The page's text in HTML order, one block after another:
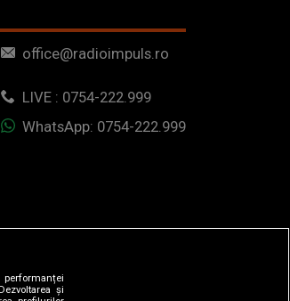
office@radioimpuls.ro
LIVE : 0754-222.999
WhatsApp: 0754-222.999
și